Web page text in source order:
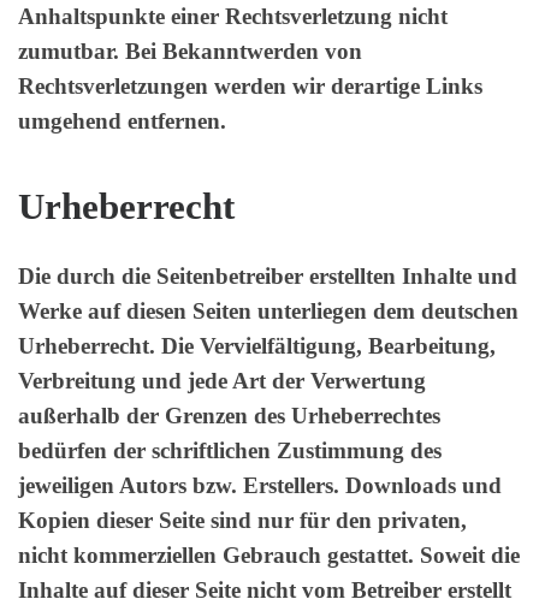
Anhaltspunkte einer Rechtsverletzung nicht
zumutbar. Bei Bekanntwerden von
Rechtsverletzungen werden wir derartige Links
umgehend entfernen.
Urheberrecht
Die durch die Seitenbetreiber erstellten Inhalte und
Werke auf diesen Seiten unterliegen dem deutschen
Urheberrecht. Die Vervielfältigung, Bearbeitung,
Verbreitung und jede Art der Verwertung
außerhalb der Grenzen des Urheberrechtes
bedürfen der schriftlichen Zustimmung des
jeweiligen Autors bzw. Erstellers. Downloads und
Kopien dieser Seite sind nur für den privaten,
nicht kommerziellen Gebrauch gestattet. Soweit die
Inhalte auf dieser Seite nicht vom Betreiber erstellt